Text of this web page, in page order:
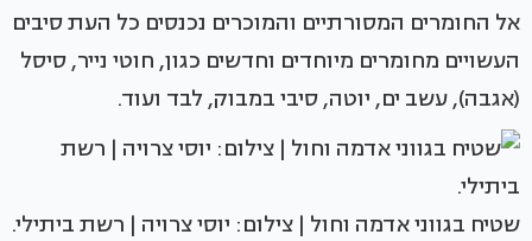
אל החומרים המסורתיים והמוכרים נכנסים כל העת סיבים
העשויים מחומרים מיוחדים וחדשים כגון, חוטי נייר, סיסל
(אגבה), עשב ים, יוטה, סיבי במבוק, לבד ועוד.
שטיח בגווני אדמה וחול | צילום: יוסי צרויה | רשת ביתילי.